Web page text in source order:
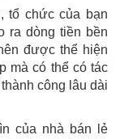
tổ chức của bạn
ra dòng tiền bền
được thể hiện
mà có thể có tác
công lâu dài
của nhà bán lẻ